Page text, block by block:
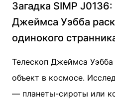
Загадка SIMP
Джеймса Уэбба
одинокого
Телескоп Джеймса
объект в космосе.
— планеты-сироты или